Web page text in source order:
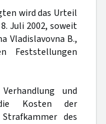
wird das Urteil
Juli 2002, soweit
Vladislavovna B.,
Feststellungen
und
Kosten der
des